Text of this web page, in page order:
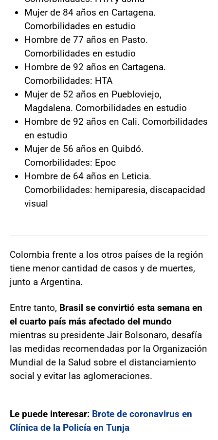
Mujer de 84 años en Cartagena.
Comorbilidades en estudio
Hombre de 77 años en Pasto.
Comorbilidades en estudio
Hombre de 92 años en Cartagena.
Comorbilidades: HTA
Mujer de 52 años en Puebloviejo,
Magdalena. Comorbilidades en estudio
Hombre de 92 años en Cali. Comorbilidades
en estudio
Mujer de 56 años en Quibdó.
Comorbilidades: Epoc
Hombre de 64 años en Leticia.
Comorbilidades: hemiparesia, discapacidad
visual
Colombia frente a los otros países de la región
tiene menor cantidad de casos y de muertes,
junto a Argentina.
Entre tanto, Brasil se convirtió esta semana en
el cuarto país más afectado del mundo
mientras su presidente Jair Bolsonaro, desafía
las medidas recomendadas por la Organización
Mundial de la Salud sobre el distanciamiento
social y evitar las aglomeraciones.
Le puede interesar: Brote de coronavirus en
Clínica de la Policía en Tunja